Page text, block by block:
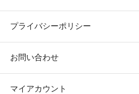
プライバシーポリシー
お問い合わせ
マイアカウント